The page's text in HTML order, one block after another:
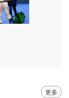
更多